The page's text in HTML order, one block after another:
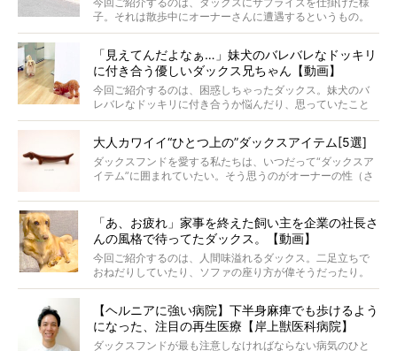
子。それは散歩中にオーナーさんに遭遇するというもの。
戸惑って歩きを止めたり、すぐに気付いて追いかけたり、
「見えてんだよなぁ…」妹犬のバレバレなドッキリ
に付き合う優しいダックス兄ちゃん【動画】
今回ご紹介するのは、困惑しちゃったダックス。妹犬のバ
レバレなドッキリに付き合うか悩んだり、思っていたこと
と違う事態に陥ったり。そんなお悩み全開なダックスの様
大人カワイイ“ひとつ上の”ダックスアイテム[5選]
ダックスフンドを愛する私たちは、いつだって“ダックスア
イテム”に囲まれていたい。そう思うのがオーナーの性（さ
ムをご紹介。
「あ、お疲れ」家事を終えた飼い主を企業の社長さ
んの風格で待ってたダックス。【動画】
今回ご紹介するのは、人間味溢れるダックス。二足立ちで
おねだりしていたり、ソファの座り方が偉そうだったり。
今にも言葉を発しそうなダックスの姿は、もう人間にしか
【ヘルニアに強い病院】下半身麻痺でも歩けるよう
になった、注目の再生医療【岸上獣医科病院】
ダックスフンドが最も注意しなければならない病気のひと